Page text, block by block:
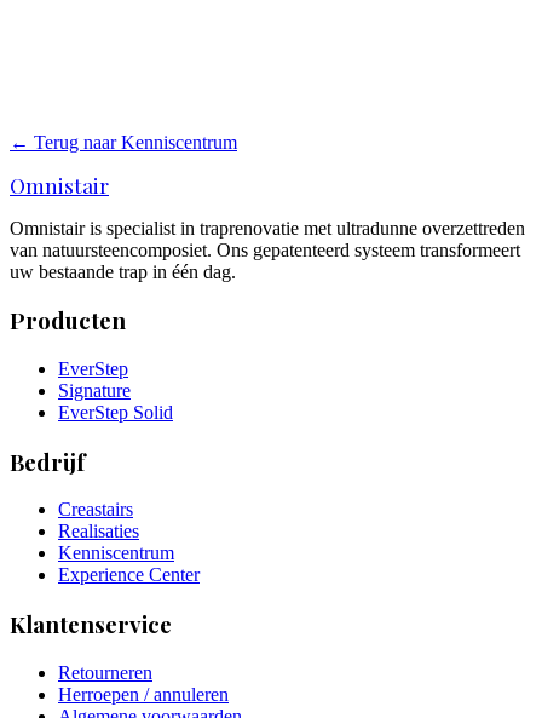
← Terug naar Kenniscentrum
Omnistair
Omnistair is specialist in traprenovatie met ultradunne overzettreden
van natuursteencomposiet. Ons gepatenteerd systeem transformeert
uw bestaande trap in één dag.
Producten
EverStep
Signature
EverStep Solid
Bedrijf
Creastairs
Realisaties
Kenniscentrum
Experience Center
Klantenservice
Retourneren
Herroepen / annuleren